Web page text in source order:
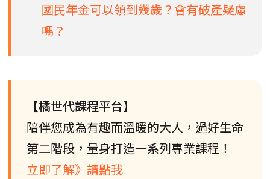
國民年金可以領到幾歲？會有破產疑慮
嗎？
【橘世代課程平台】
陪伴您成為有趣而溫暖的大人，過好生命
第二階段，量身打造一系列專業課程！
立即了解》請點我